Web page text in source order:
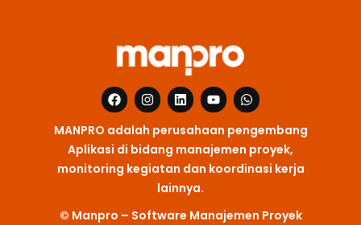
F
a
c
e
b
o
o
I
n
s
t
a
g
r
L
i
n
k
e
d
i
n
Y
o
u
t
u
b
e
W
h
a
t
s
a
p
MANPRO adalah perusahaan pengembang
Aplikasi di bidang manajemen proyek,
monitoring kegiatan dan koordinasi kerja
lainnya.
© Manpro – Software Manajemen Proyek